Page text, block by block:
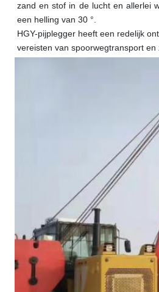
zand en stof in de lucht en allerlei
een helling van 30 °.
HGY-pijplegger heeft een redelijk
vereisten van spoorwegtransport